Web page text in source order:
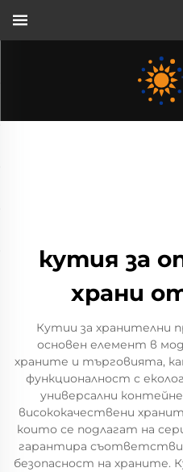
кутия за
храни
Кутии за хранителни
основен елемент в
храните и търговията,
функционалност с
универсални
висококачествени
които се подлагат на
гарантира
безопасност на храните.